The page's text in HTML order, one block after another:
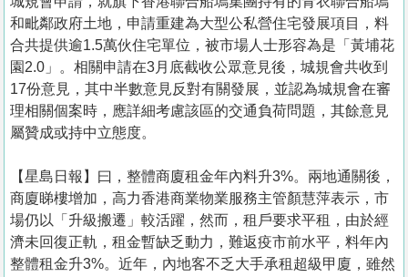
和毗鄰政府土地，申請重建為大型公私營住宅發展項目，料
合共提供逾1.5萬伙住宅單位，被市場人士形容為是「黃埔花
園2.0」。相關申請在3月底截收公眾意見後，城規會共收到
17份意見，其中半數意見反對有關發展，並認為城規會在審
理相關個案時，應詳細考慮該區的交通負荷問題，其餘意見
屬贊成或持中立態度。
【星島日報】曰，整體商廈租金年內料升3%。兩地通關後，
商廈睇樓增加，高力香港商業物業服務主管顏慧萍表示，市
場仍以「升級搬遷」較活躍，然而，租戶要求平租，由於經
濟未回復正軌，租金暫缺乏動力，難返疫市前水平，料年內
整體租金升3%。近年，內地客不乏大手承租超級甲廈，雖然